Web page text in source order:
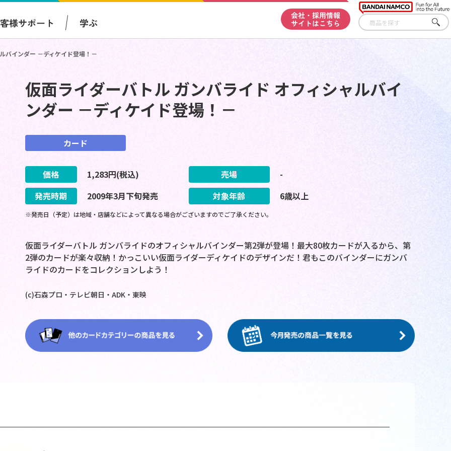
様サポート 学ぶ
会社・採用情報
サイトはこちら
さが
す
バインダー －ディケイド登場！－
仮面ライダーバトル ガンバライド オフィシャルバイ
ンダー －ディケイド登場！－
カード
価格 1,283円(税込) 売場
-
発売時期
2009年3月下旬発売 対象年齢 6歳以上
※発売日（予定）は地域・店舗などによって異なる場合がございますのでご了承ください。
仮面ライダーバトル ガンバライドのオフィシャルバインダー第2弾が登場！最大80枚カードが入るから、第
2弾のカードが楽々収納！かっこいい仮面ライダーディケイドのデザインだ！君もこのバインダーにガンバ
ライドのカードをコレクションしよう！
(c)石森プロ・テレビ朝日・ADK・東映